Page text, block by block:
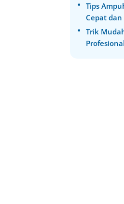
Tips
Cepat
Trik
Profesional